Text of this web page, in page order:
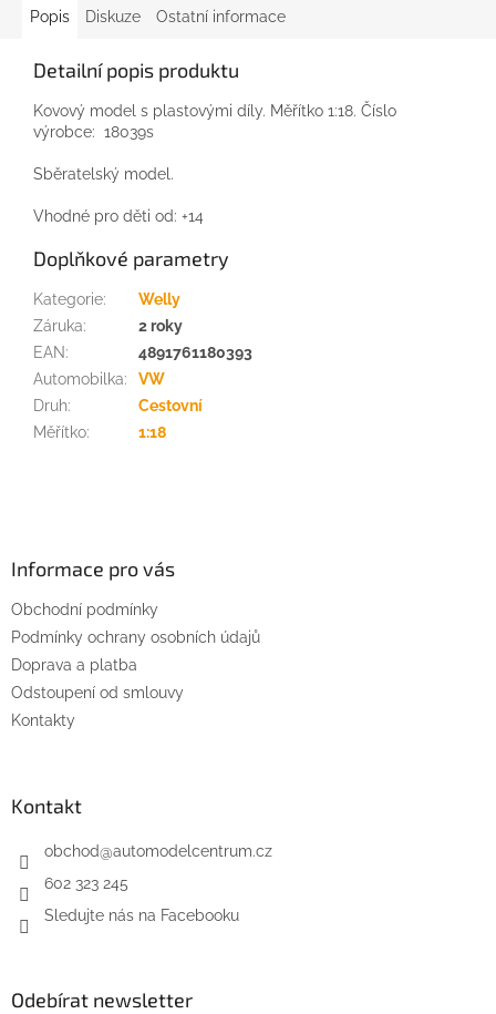
Popis Diskuze Ostatní informace
Detailní popis produktu
Kovový model s plastovými díly. Měřítko 1:18. Číslo
výrobce: 18039s
Sběratelský model.
Vhodné pro děti od: +14
Doplňkové parametry
Kategorie:
Welly
Záruka:
2 roky
EAN:
4891761180393
Automobilka:
VW
Druh:
Cestovní
Měřítko: 1:18
Informace pro vás
Obchodní podmínky
Podmínky ochrany osobních údajů
Doprava a platba
Odstoupení od smlouvy
Kontakty
Kontakt
obchod@automodelcentrum.cz
602 323 245
Sledujte nás na Facebooku
Odebírat newsletter